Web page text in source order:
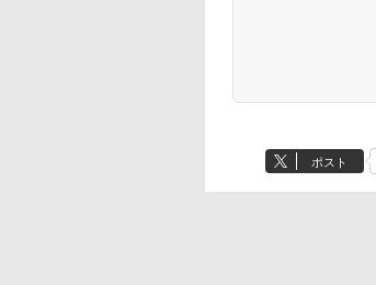
ポスト